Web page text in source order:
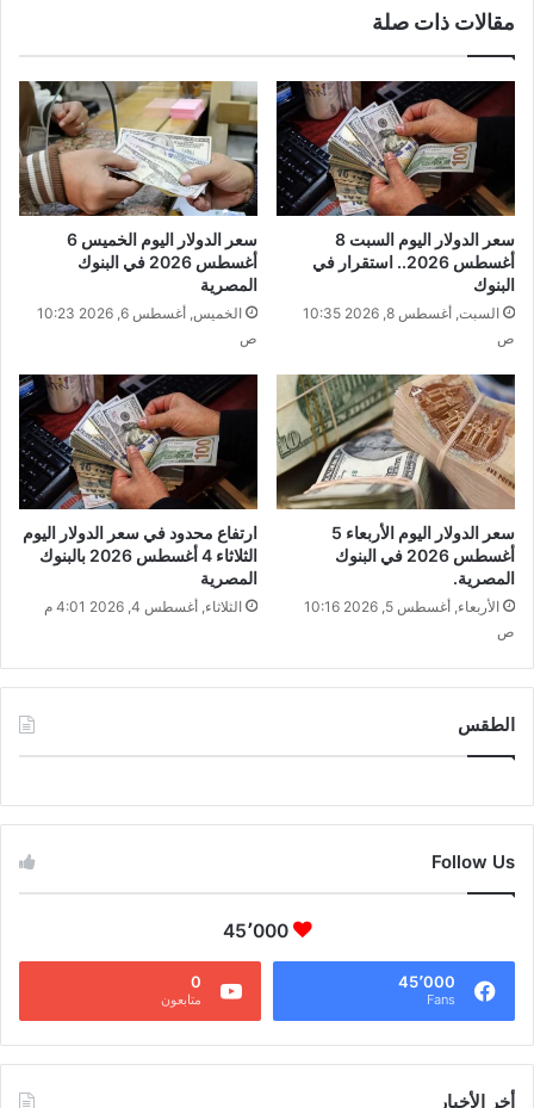
مقالات ذات صلة
سعر الدولار اليوم السبت 8
أغسطس 2026.. استقرار في
البنوك
السبت, أغسطس 8, 2026 10:35
ص
سعر الدولار اليوم الخميس 6
أغسطس 2026 في البنوك
المصرية
الخميس, أغسطس 6, 2026 10:23
ص
سعر الدولار اليوم الأربعاء 5
أغسطس 2026 في البنوك
المصرية.
الأربعاء, أغسطس 5, 2026 10:16
ص
ارتفاع محدود في سعر الدولار اليوم
الثلاثاء 4 أغسطس 2026 بالبنوك
المصرية
الثلاثاء, أغسطس 4, 2026 4:01 م
الطقس
Follow Us
45٬000
45٬000
Fans
0
متابعون
أخر الأخبار